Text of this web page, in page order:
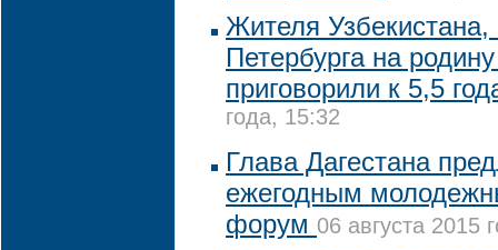
Жителя Узбекистана,
Петербурга на
приговорили к 5,5
года, 15:32
Глава Дагестана
ежегодным
форум 06 августа 2015